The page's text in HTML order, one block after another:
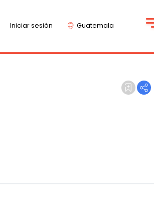
Iniciar sesión Guatemala